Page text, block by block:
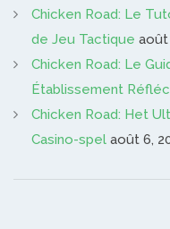
Chicken Road: Le
de Jeu Tactique août
Chicken Road: Le
Établissement
Chicken Road: Het
Casino-spel août 6,